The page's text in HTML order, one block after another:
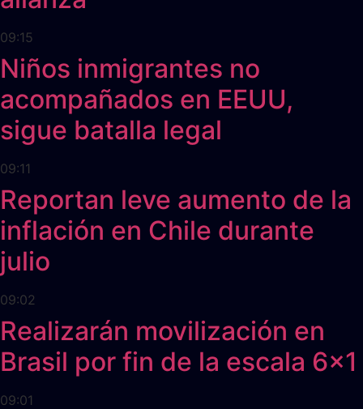
09:15
Niños inmigrantes no
acompañados en EEUU,
sigue batalla legal
09:11
Reportan leve aumento de la
inflación en Chile durante
julio
09:02
Realizarán movilización en
Brasil por fin de la escala 6x1
09:01